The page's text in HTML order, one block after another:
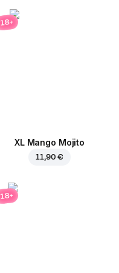
18+
XL Mango Mojito
11,90 €
18+